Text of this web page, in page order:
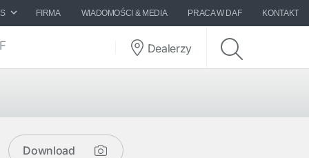
FIRMA WIADOMOŚCI & MEDIA PRACA W DAF KONTAKT
Dealerzy
Download